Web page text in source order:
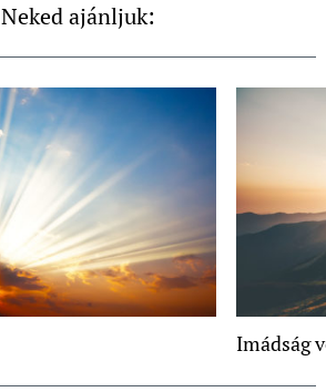
Neked ajánljuk:
Imádság